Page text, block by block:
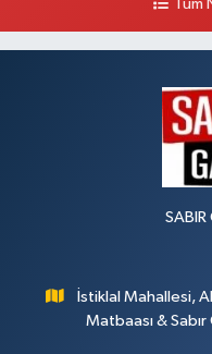
Tüm
İstiklal Mahallesi,
Matbaası &